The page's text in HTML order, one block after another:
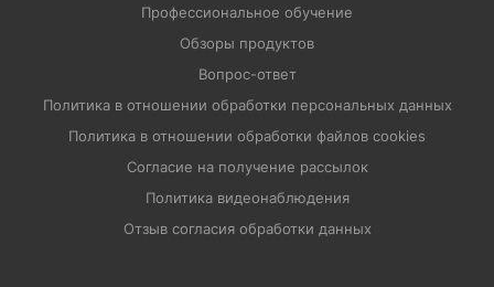
Профессиональное обучение
Обзоры продуктов
Вопрос-ответ
Политика в отношении обработки персональных данных
Политика в отношении обработки файлов cookies
Согласие на получение рассылок
Политика видеонаблюдения
Отзыв согласия обработки данных